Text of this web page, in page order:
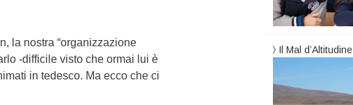
la nostra “organizzazione
-difficile visto che ormai lui è
in tedesco. Ma ecco che ci
Il Mal d’Altitudine